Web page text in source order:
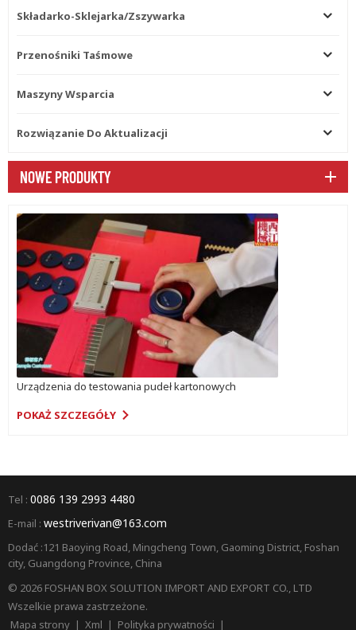
Składarko-Sklejarka/zszywarka
Przenośniki Taśmowe
Maszyny Wsparcia
Rozwiązanie Do Aktualizacji
NOWE PRODUKTY
Urządzenia do testowania pudeł kartonowych
POKAŻ SZCZEGÓŁY
Tel : 0086 139 2993 4480
E-mail : westriverivan@163.com
Dodać :121 Baoying Road, Mingcheng Town, Gaoming District, Foshan
city, Guangdong Province, China
© 2026 FOSHAN BOX SOLUTION IMPORT AND EXPORT CO., LTD
Wszelkie prawa zastrzeżone.
Mapa strony | Xml | Polityka prywatności |